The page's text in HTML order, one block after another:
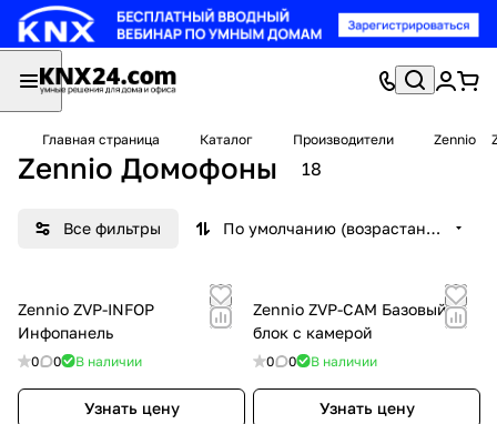
Главная страница Каталог Производители Zennio
Zennio Домофоны 18
Все фильтры По умолчанию (возрастание)
Zennio ZVP-INFOP
Инфопанель
0 0 В наличии
Узнать цену
Zennio ZVP-CAM Базовый
блок с камерой
0 0 В наличии
Узнать цену